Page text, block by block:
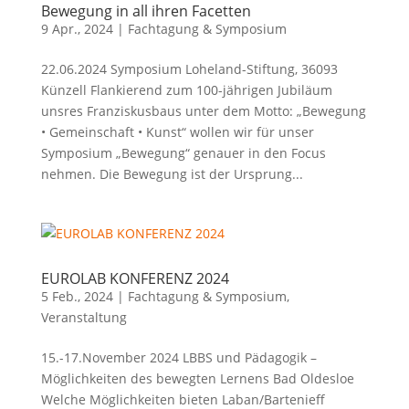
Bewegung in all ihren Facetten
9 Apr., 2024| Fachtagung & Symposium
22.06.2024 Symposium Loheland-Stiftung, 36093
Künzell Flankierend zum 100-jährigen Jubiläum
unsres Franziskusbaus unter dem Motto: „Bewegung
• Gemeinschaft • Kunst“ wollen wir für unser
Symposium „Bewegung“ genauer in den Focus
nehmen. Die Bewegung ist der Ursprung...
EUROLAB KONFERENZ 2024
5 Feb., 2024| Fachtagung & Symposium,
Veranstaltung
15.-17.November 2024 LBBS und Pädagogik –
Möglichkeiten des bewegten Lernens Bad Oldesloe
Welche Möglichkeiten bieten Laban/Bartenieff